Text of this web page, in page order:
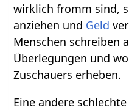
wirklich fromm sind,
anziehen und Geld
Menschen schreiben
Überlegungen und
Zuschauers erheben.
Eine andere